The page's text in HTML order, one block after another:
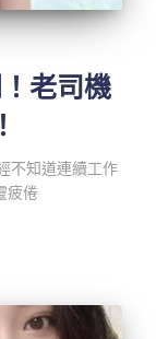
老司機
不知道連續工作
疲倦